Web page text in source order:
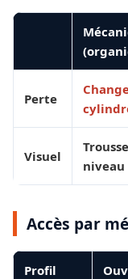
Perte
Visuel
niveau
Accès par
Profil